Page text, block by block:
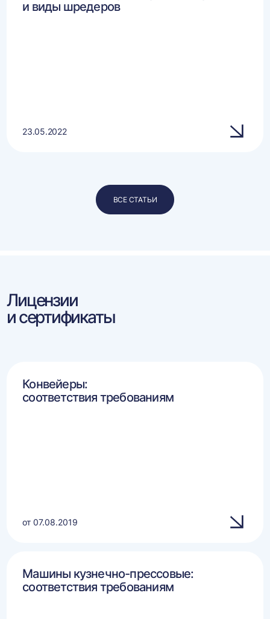
и виды шредеров
23.05.2022
ВСЕ СТАТЬИ
Лицензии
и сертификаты
Конвейеры:
соответствия требованиям
от 07.08.2019
Машины кузнечно-прессовые:
соответствия требованиям